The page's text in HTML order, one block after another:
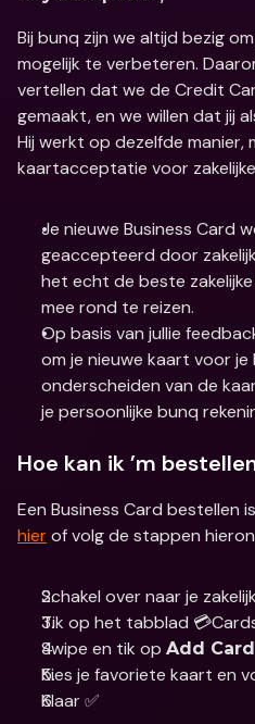
Bij bunq zijn we altijd bezig
mogelijk te verbeteren.
vertellen dat we de Credit
gemaakt, en we willen dat jij
Hij werkt op dezelfde manier,
kaartacceptatie voor
Je nieuwe Business Card
geaccepteerd door
het echt de beste
mee rond te reizen.
Op basis van jullie
om je nieuwe kaart voor je
onderscheiden van de
je persoonlijke bunq
Hoe kan ik ’m
hier of volg de stappen
Schakel over naar je
Tik op het tabblad
Swipe en tik op Add Card
Kies je favoriete kaart en
Klaar ✅